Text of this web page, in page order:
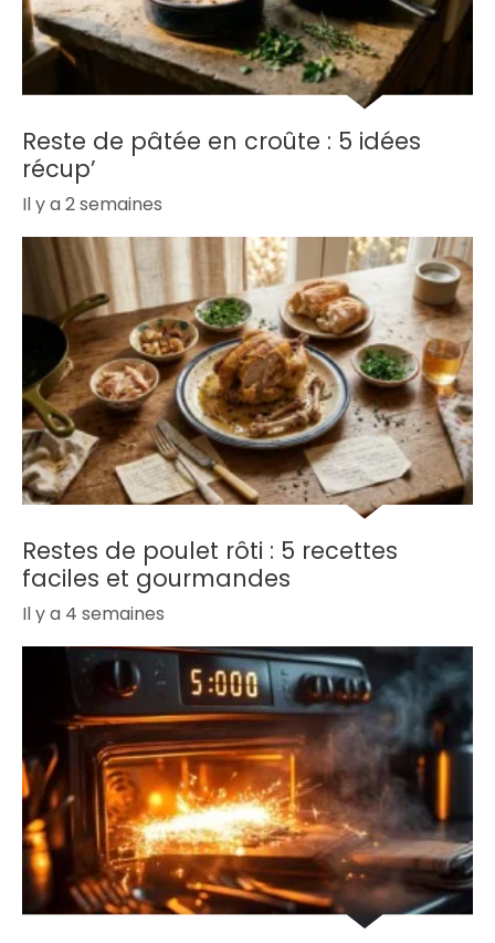
Reste de pâtée en croûte : 5 idées
récup’
Il y a 2 semaines
Restes de poulet rôti : 5 recettes
faciles et gourmandes
Il y a 4 semaines